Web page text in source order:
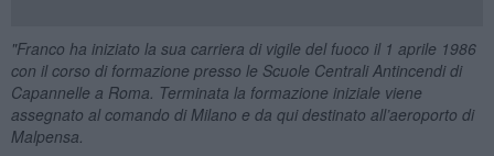
"Franco ha iniziato la sua carriera di vigile del fuoco il 1 aprile 1986
con il corso di formazione presso le Scuole Centrali Antincendi di
Capannelle a Roma. Terminata la formazione iniziale viene
assegnato al comando di Milano e da qui destinato all’aeroporto di
Malpensa.